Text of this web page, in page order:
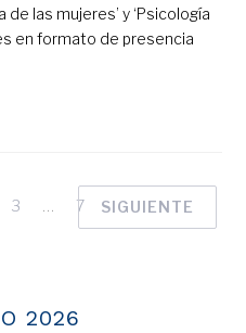
de las mujeres’ y ‘Psicología
en formato de presencia
3 7 SIGUIENTE
2026